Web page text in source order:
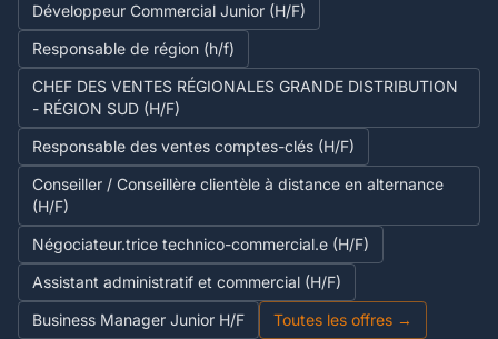
Développeur Commercial Junior (H/F)
Responsable de région (h/f)
CHEF DES VENTES RÉGIONALES GRANDE DISTRIBUTION
- RÉGION SUD (H/F)
Responsable des ventes comptes-clés (H/F)
Conseiller / Conseillère clientèle à distance en alternance
(H/F)
Négociateur.trice technico-commercial.e (H/F)
Assistant administratif et commercial (H/F)
Business Manager Junior H/F
Toutes les offres →